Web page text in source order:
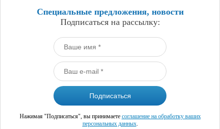
Специальные предложения, новости
Подписаться на рассылку:
Нажимая "Подписаться", вы принимаете соглашение на обработку ваших
персональных данных.